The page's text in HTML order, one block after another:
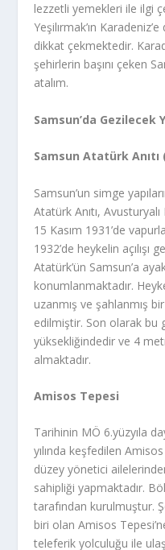
lezzetli yemekleri ile ilgi
Yeşilırmak’ın
dikkat çekmektedir.
şehirlerin başını çeken
atalım.
Samsun’da Gezilecek
Samsun Atatürk Anıtı
Samsun’un simge
Atatürk Anıtı,
15 Kasım 1931’de
1932’de heykelin açılışı
Atatürk’ün Samsun’a
konumlanmaktadır.
uzanmış ve şahlanmış
edilmiştir. Son olarak bu
yüksekliğindedir ve 4
almaktadır.
Amisos Tepesi
Tarihinin MÖ 6.yüzyıla
yılında keşfedilen
düzey yönetici
sahipliği yapmaktadır.
tarafından kurulmuştur.
biri olan Amisos
teleferik yolculuğu ile